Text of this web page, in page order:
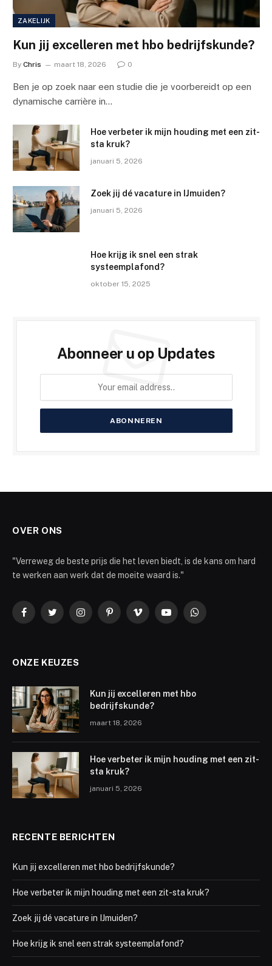
ZAKELIJK
Kun jij excelleren met hbo bedrijfskunde?
By Chris maart 18, 2026 0
Ben je op zoek naar een studie die je voorbereidt op een
dynamische carrière in…
Hoe verbeter ik mijn houding met een zit-
sta kruk?
januari 5, 2026
Zoek jij dé vacature in IJmuiden?
januari 5, 2026
Hoe krijg ik snel een strak
systeemplafond?
oktober 15, 2025
Abonneer u op Updates
OVER ONS
"Verreweg de beste prijs die het leven biedt, is de kans om hard
te werken aan werk dat de moeite waard is."
FacebookTwitterInstagramPinterestVimeo YouTubeWhatsApp
ONZE KEUZES
Kun jij excelleren met hbo
bedrijfskunde?
maart 18, 2026
Hoe verbeter ik mijn houding met een zit-
sta kruk?
januari 5, 2026
RECENTE BERICHTEN
Kun jij excelleren met hbo bedrijfskunde?
Hoe verbeter ik mijn houding met een zit-sta kruk?
Zoek jij dé vacature in IJmuiden?
Hoe krijg ik snel een strak systeemplafond?